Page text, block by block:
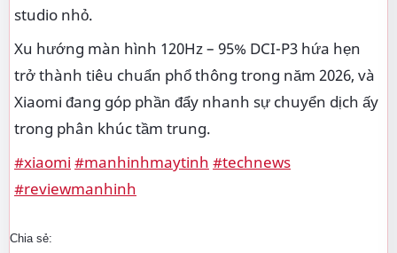
studio nhỏ.
Xu hướng màn hình 120Hz – 95% DCI-P3 hứa hẹn
trở thành tiêu chuẩn phổ thông trong năm 2026, và
Xiaomi đang góp phần đẩy nhanh sự chuyển dịch ấy
trong phân khúc tầm trung.
#xiaomi #manhinhmaytinh #technews
#reviewmanhinh